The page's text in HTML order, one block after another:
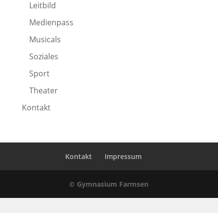
Leitbild
Medienpass
Musicals
Soziales
Sport
Theater
Kontakt
Kontakt Impressum
© Gymnasium Farmsen